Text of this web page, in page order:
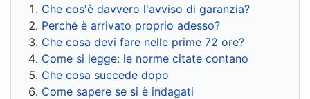
Che cos'è davvero l'avviso di garanzia?
Perché è arrivato proprio adesso?
Che cosa devi fare nelle prime 72 ore?
Come si legge: le norme citate contano
Che cosa succede dopo
Come sapere se si è indagati